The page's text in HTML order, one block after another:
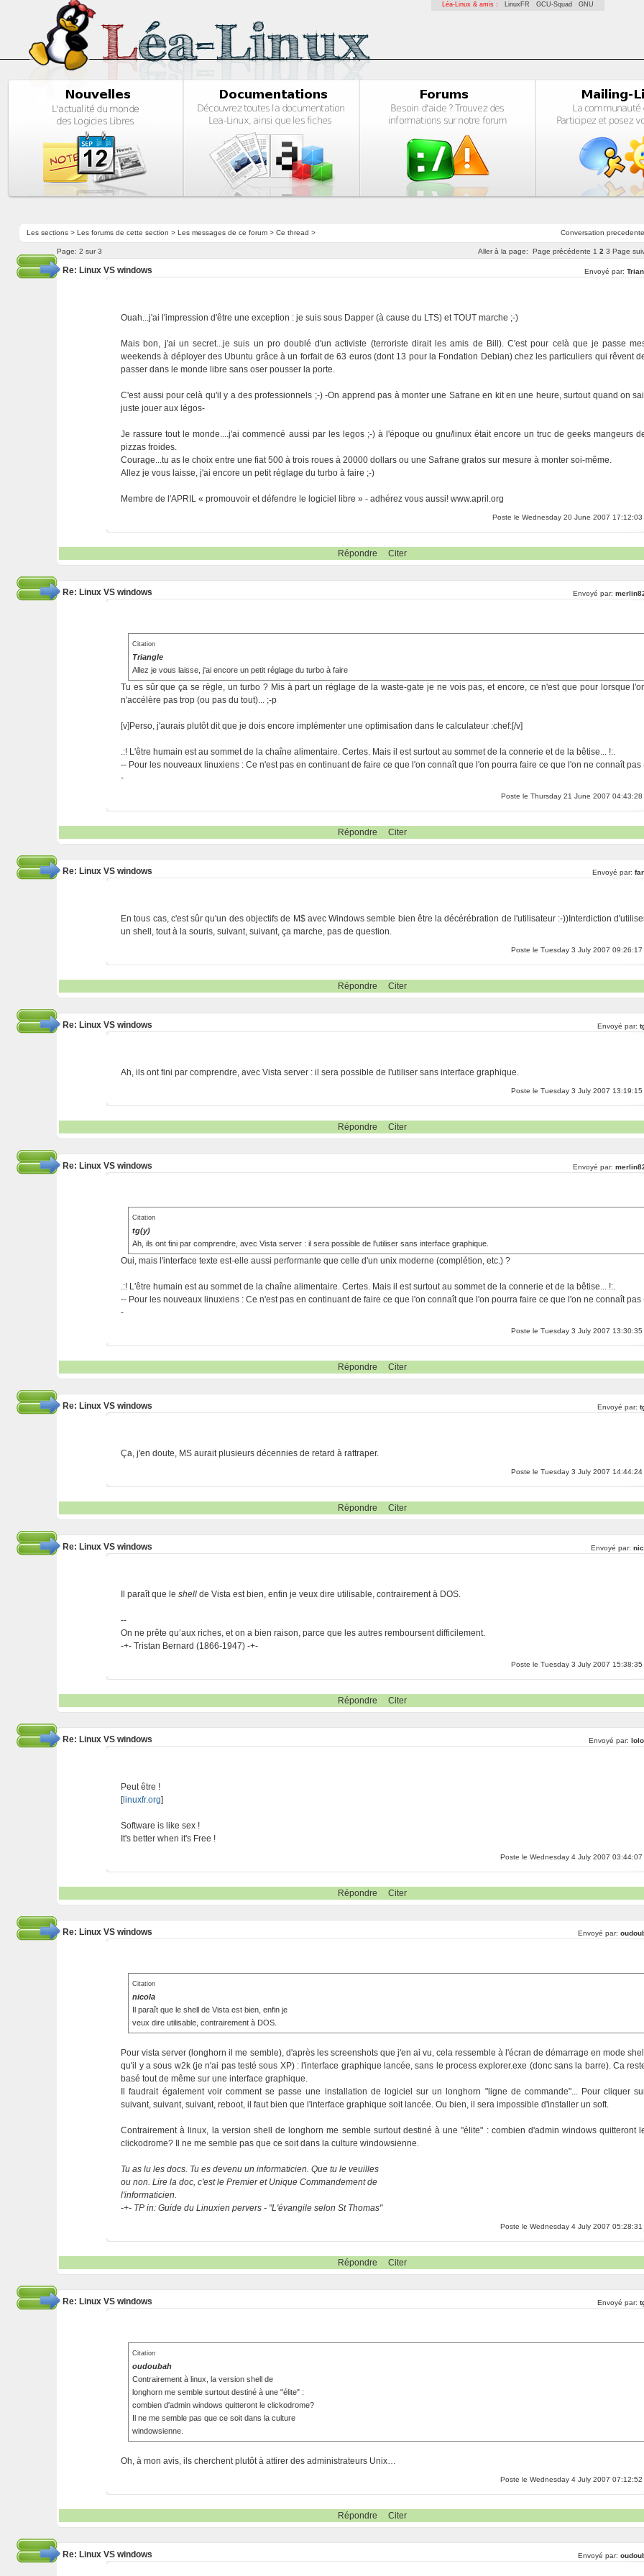
Léa-Linux & amis : LinuxFR GCU-Squad GNU
Conversation precedente
Les sections> Les forums de cette section > Les messages de ce forum> Ce thread >
Aller à la page: Page précédente 1 2 3 Page
Page: 2 sur 3
Re: Linux VS windows Envoyé par:
Ouah...j'ai l'impression d'être une exception : je suis sous Dapper (à cause du LTS) et TOUT marche ;-)
Mais bon, j'ai un secret...je suis un pro doublé d'un activiste (terroriste dirait les amis de Bill). C'est pour celà que je passe
weekends à déployer des Ubuntu grâce à un forfait de 63 euros (dont 13 pour la Fondation Debian) chez les particuliers qui rêvent
passer dans le monde libre sans oser pousser la porte.
C'est aussi pour celà qu'il y a des professionnels ;-) -On apprend pas à monter une Safrane en kit en une heure, surtout quand on
juste jouer aux légos-
Je rassure tout le monde....j'ai commencé aussi par les legos ;-) à l'époque ou gnu/linux était encore un truc de geeks mangeurs
pizzas froides.
Courage...tu as le choix entre une fiat 500 à trois roues à 20000 dollars ou une Safrane gratos sur mesure à monter soi-même.
Allez je vous laisse, j'ai encore un petit réglage du turbo à faire ;-)
Membre de l'APRIL « promouvoir et défendre le logiciel libre » - adhérez vous aussi! www.april.org
Poste le Wednesday 20 June 2007 17:12:03
Répondre Citer
Re: Linux VS windows Envoyé par:
Citation
Triangle
Allez je vous laisse, j'ai encore un petit réglage du turbo à faire
Tu es sûr que ça se règle, un turbo ? Mis à part un réglage de la waste-gate je ne vois pas, et encore, ce n'est que pour lorsque
n'accélère pas trop (ou pas du tout)... ;-p
[v]Perso, j'aurais plutôt dit que je dois encore implémenter une optimisation dans le calculateur :chef:[/v]
.:! L'être humain est au sommet de la chaîne alimentaire. Certes. Mais il est surtout au sommet de la connerie et de la bêtise... !:.
-- Pour les nouveaux linuxiens : Ce n'est pas en continuant de faire ce que l'on connaît que l'on pourra faire ce que l'on ne connaît pas
-
Poste le Thursday 21 June 2007 04:43:28
Répondre Citer
Re: Linux VS windows Envoyé par:
En tous cas, c'est sûr qu'un des objectifs de M$ avec Windows semble bien être la décérébration de l'utilisateur :-))Interdiction
un shell, tout à la souris, suivant, suivant, ça marche, pas de question.
Poste le Tuesday 3 July 2007 09:26:17
Répondre Citer
Re: Linux VS windows Envoyé par:
Ah, ils ont fini par comprendre, avec Vista server : il sera possible de l'utiliser sans interface graphique.
Poste le Tuesday 3 July 2007 13:19:15
Répondre Citer
Re: Linux VS windows Envoyé par:
Citation
tg(y)
Ah, ils ont fini par comprendre, avec Vista server : il sera possible de l'utiliser sans interface graphique.
Oui, mais l'interface texte est-elle aussi performante que celle d'un unix moderne (complétion, etc.) ?
.:! L'être humain est au sommet de la chaîne alimentaire. Certes. Mais il est surtout au sommet de la connerie et de la bêtise... !:.
-- Pour les nouveaux linuxiens : Ce n'est pas en continuant de faire ce que l'on connaît que l'on pourra faire ce que l'on ne connaît pas
-
Poste le Tuesday 3 July 2007 13:30:35
Répondre Citer
Re: Linux VS windows Envoyé par:
Ça, j'en doute, MS aurait plusieurs décennies de retard à rattraper.
Poste le Tuesday 3 July 2007 14:44:24
Répondre Citer
Re: Linux VS windows Envoyé par:
Il paraît que leshell de Vista est bien, enfin je veux dire utilisable, contrairement à DOS.
--
On ne prête qu’aux riches, et on a bien raison, parce que les autres remboursent difficilement.
-+- Tristan Bernard (1866-1947) -+-
Poste le Tuesday 3 July 2007 15:38:35
Répondre Citer
Re: Linux VS windows Envoyé par:
Peut être !
[linuxfr.org]
Software is like sex !
It's better when it's Free !
Poste le Wednesday 4 July 2007 03:44:07
Répondre Citer
Re: Linux VS windows Envoyé par:
Citation
nicola
Il paraît que le shell de Vista est bien, enfin je
veux dire utilisable, contrairement à DOS.
Pour vista server (longhorn il me semble), d'après les screenshots que j'en ai vu, cela ressemble à l'écran de démarrage en mode
qu'il y a sous w2k (je n'ai pas testé sous XP) : l'interface graphique lancée, sans le process explorer.exe (donc sans la barre). Ca
basé tout de même sur une interface graphique.
Il faudrait également voir comment se passe une installation de logiciel sur un longhorn "ligne de commande"... Pour cliquer
suivant, suivant, suivant, reboot, il faut bien que l'interface graphique soit lancée. Ou bien, il sera impossible d'installer un soft.
Contrairement à linux, la version shell de longhorn me semble surtout destiné à une "élite" : combien d'admin windows quitteront
clickodrome? Il ne me semble pas que ce soit dans la culture windowsienne.
Tu as lu les docs. Tu es devenu un informaticien. Que tu le veuilles
ou non. Lire la doc, c'est le Premier et Unique Commandement de
l'informaticien.
-+- TP in: Guide du Linuxien pervers - "L'évangile selon St Thomas"
Poste le Wednesday 4 July 2007 05:28:31
Répondre Citer
Re: Linux VS windows Envoyé par:
Citation
oudoubah
Contrairement à linux, la version shell de
longhorn me semble surtout destiné à une "élite" :
combien d'admin windows quitteront le clickodrome?
Il ne me semble pas que ce soit dans la culture
windowsienne.
Oh, à mon avis, ils cherchent plutôt à attirer des administrateurs Unix…
Poste le Wednesday 4 July 2007 07:12:52
Répondre Citer
Re: Linux VS windows Envoyé par: